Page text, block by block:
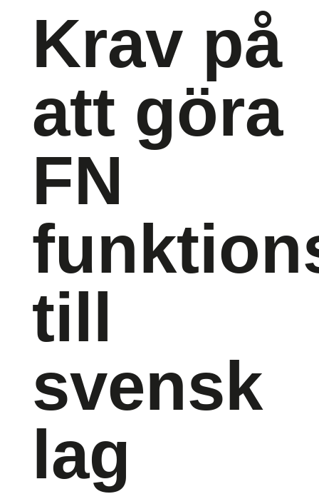
Krav på
att göra
FN
till
svensk
lag